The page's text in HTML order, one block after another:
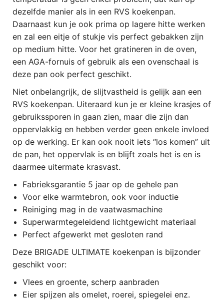
dezelfde manier als in een RVS koekenpan.
Daarnaast kun je ook prima op lagere hitte werken
en zal een eitje of stukje vis perfect gebakken zijn
op medium hitte. Voor het gratineren in de oven,
een AGA-fornuis of gebruik als een ovenschaal is
deze pan ook perfect geschikt.
Niet onbelangrijk, de slijtvastheid is gelijk aan een
RVS koekenpan. Uiteraard kun je er kleine krasjes of
gebruikssporen in gaan zien, maar die zijn dan
oppervlakkig en hebben verder geen enkele invloed
op de werking. Er kan ook nooit iets “los komen” uit
de pan, het oppervlak is en blijft zoals het is en is
daarmee uitermate krasvast.
Fabrieksgarantie 5 jaar op de gehele pan
Voor elke warmtebron, ook voor inductie
Reiniging mag in de vaatwasmachine
Superwarmtegeleidend lichtgewicht materiaal
Perfect afgewerkt met gesloten rand
Deze BRIGADE ULTIMATE koekenpan is bijzonder
geschikt voor:
Vlees en groente, scherp aanbraden
Eier spijzen als omelet, roerei, spiegelei enz.